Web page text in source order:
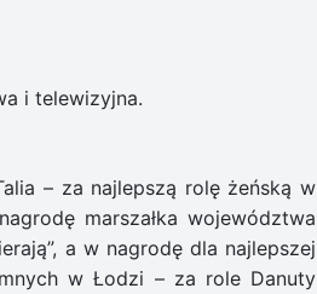
i telewizyjna.
– za najlepszą rolę żeńską w
marszałka województwa
a w nagrodę dla najlepszej
w Łodzi – za role Danuty